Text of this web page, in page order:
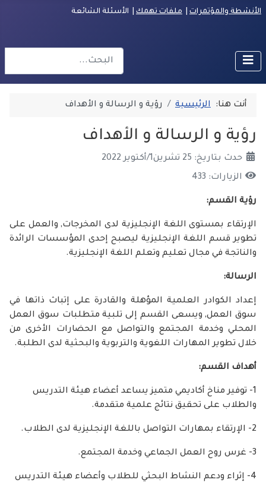
الأنشطة والمؤتمرات ملفات تهمك | الأسئلة الشائعة
أنت هنا: الرئيسية رؤية و الرسالة و الأهداف
رؤية و الرسالة و الأهداف
حدث بتاريخ: 25 تشرين1/أكتوير 2022
الزيارات: 433
رؤية القسم:
الإرتقاء بمستوى اللغة الإنجليزية لدى المخرجات, والعمل على
تطوير قسم اللغة الإنجليزية ليصبح إحدى المؤسسات الرائدة
والناتجة في مجال تعليم وتعلم اللغة الإنجليزية.
الرسالة:
إعداد الكوادر العلمية المؤهلة والقادرة على إتباث ذاتها في
سوق العمل, ويسعى القسم إلى تلبية متطلبات سوق العمل
المحلي وخدمة المجتمع والتواصل مع الحضارات الأخرى من
خلال تطوير المهارات اللغوية والتربوية والبحثية لدى الطلبة.
أهداف القسم:
1- توفير مناخ أكاديمي متميز يساعد أعضاء هيئة التدريس
والطلاب على تحقيق نتائج علمية متقدمة.
2- الإرتقاء بمهارات التواصل باللغة الإنجليزية لدى الطلاب.
3- غرس روح العمل الجماعي وخدمة المجتمع.
4- إثراء ودعم النشاط البحثي للطلاب وأعضاء هيئة التدريس